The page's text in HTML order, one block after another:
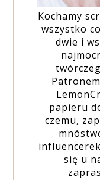
Kochamy
wszystko
dwie i
papieru
czemu,
się u